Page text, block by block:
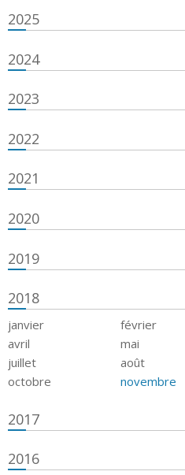
2025
2024
2023
2022
2021
2020
2019
2018
janvier février
avril
mai
juillet
août
octobre
novembre
2017
2016